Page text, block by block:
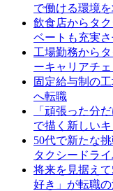
で働ける環境
飲食店からタ
ベートも充実
工場勤務から
ーキャリアチ
固定給与制の
へ転職
「頑張った分
で描く新しい
50代で新たな
タクシードラ
将来を見据え
好き」が転職